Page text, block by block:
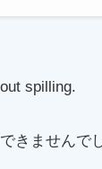
spilling.
きませんでし